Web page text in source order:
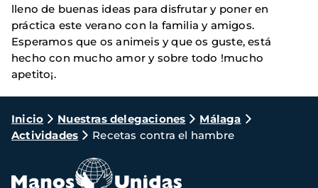
lleno de buenas ideas para disfrutar y poner en
práctica este verano con la familia y amigos.
Esperamos que os animeis y que os guste, está
hecho con mucho amor y sobre todo !mucho
apetito¡.
Ruta
de
navegación
Inicio Nuestras delegaciones
Málaga
Actividades
Recetas contra el hambre